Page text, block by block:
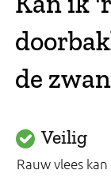
de
Veilig
Rauw vlees kan